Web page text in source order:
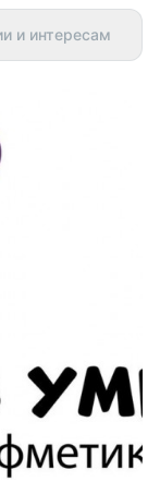
и интересам